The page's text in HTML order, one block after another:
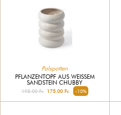
Polspotten
PFLANZENTOPF AUS WEISSEM S
ANDSTEIN CHUBBY
195.00 Fr.175.00 Fr. -10%